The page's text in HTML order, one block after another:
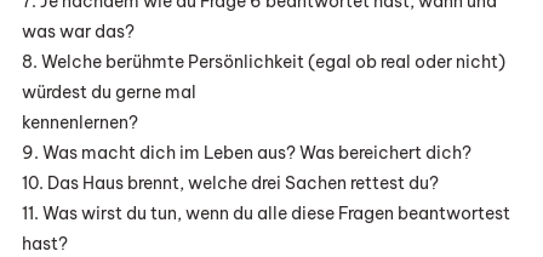
was war das?
8. Welche berühmte Persönlichkeit (egal ob real oder nicht)
würdest du gerne mal
kennenlernen?
9. Was macht dich im Leben aus? Was bereichert dich?
10. Das Haus brennt, welche drei Sachen rettest du?
11. Was wirst du tun, wenn du alle diese Fragen beantwortest
hast?